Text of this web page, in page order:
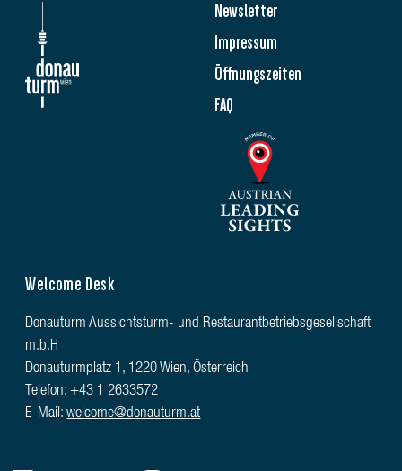
Newsletter
Impressum
Öffnungszeiten
FAQ
Welcome Desk
Donauturm Aussichtsturm- und Restaurantbetriebsgesellschaft
m.b.H
Donauturmplatz 1, 1220 Wien, Österreich
Telefon: +43 1 2633572
E-Mail:welcome@donauturm.at